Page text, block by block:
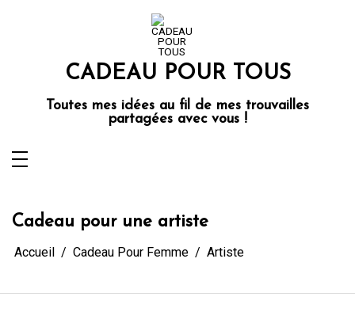
CADEAU POUR TOUS
Toutes mes idées au fil de mes trouvailles
partagées avec vous !
Cadeau pour une artiste
Accueil Cadeau Pour Femme Artiste